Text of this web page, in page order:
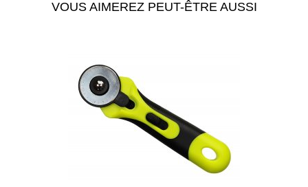
VOUS AIMEREZ PEUT-ÊTRE AUSSI